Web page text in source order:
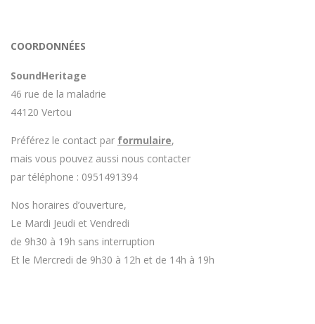
Avoir ce genre d'explication est utile et valorisant pour
rendez le matériel.
COORDONNÉES
SoundHeritage
46 rue de la maladrie
44120 Vertou
Préférez le contact par formulaire,
mais vous pouvez aussi nous contacter
par téléphone : 0951491394
Nos horaires d’ouverture,
Le Mardi Jeudi et Vendredi
de 9h30 à 19h sans interruption
Et le Mercredi de 9h30 à 12h et de 14h à 19h